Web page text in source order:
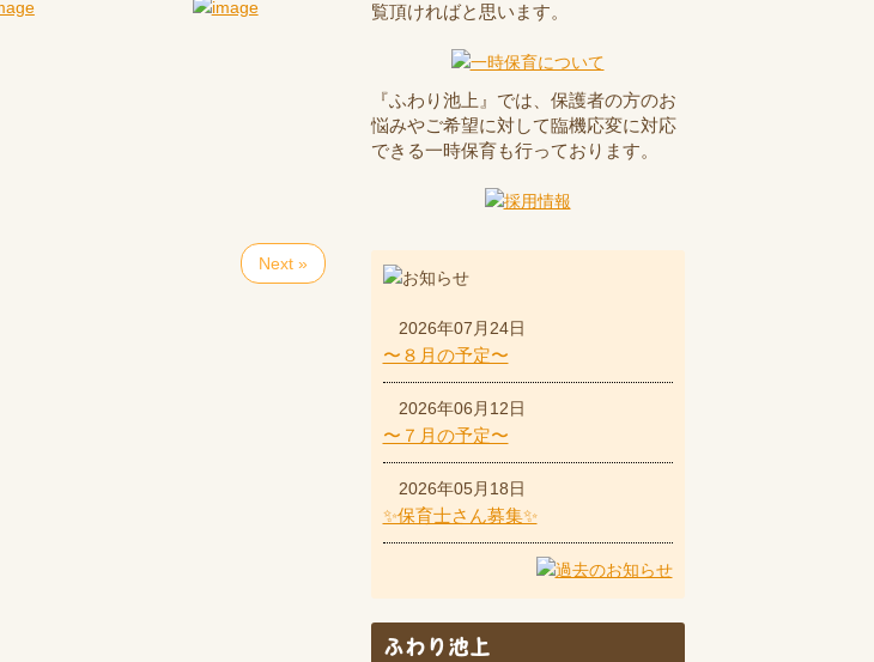
Next »
覧頂ければと思います。
『ふわり池上』では、保護者の方のお
悩みやご希望に対して臨機応変に対応
できる一時保育も行っております。
2026年07月24日
〜８月の予定〜
2026年06月12日
〜７月の予定〜
2026年05月18日
✨保育士さん募集✨
ふわり池上